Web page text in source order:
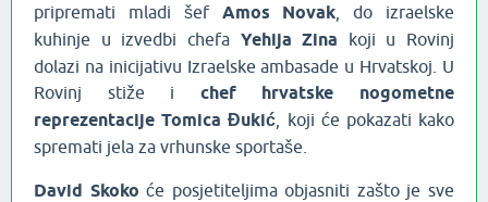
pripremati mladi šef Amos Novak , do izraelske
kuhinje u izvedbi chefa Yehija Zina koji u Rovinj
dolazi na inicijativu Izraelske ambasade u Hrvatskoj. U
Rovinj stiže i chef hrvatske nogometne
reprezentacije Tomica Đukić , koji će pokazati kako
spremati jela za vrhunske sportaše.
David Skokoće posjetiteljima objasniti zašto je sve